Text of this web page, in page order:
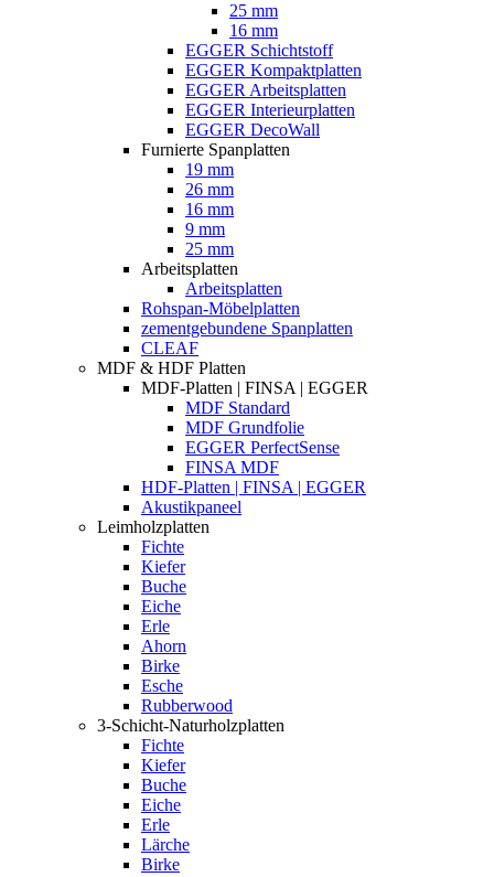
25 mm
16 mm
EGGER Schichtstoff
EGGER Kompaktplatten
EGGER Arbeitsplatten
EGGER Interieurplatten
EGGER DecoWall
Furnierte Spanplatten
19 mm
26 mm
16 mm
9 mm
25 mm
Arbeitsplatten
Arbeitsplatten
Rohspan-Möbelplatten
zementgebundene Spanplatten
CLEAF
MDF & HDF Platten
MDF-Platten | FINSA | EGGER
MDF Standard
MDF Grundfolie
EGGER PerfectSense
FINSA MDF
HDF-Platten | FINSA | EGGER
Akustikpaneel
Leimholzplatten
Fichte
Kiefer
Buche
Eiche
Erle
Ahorn
Birke
Esche
Rubberwood
3-Schicht-Naturholzplatten
Fichte
Kiefer
Buche
Eiche
Erle
Lärche
Birke